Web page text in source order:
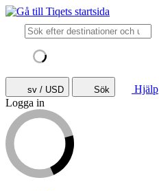
sv / USD Sök
Hjälp
Logga in